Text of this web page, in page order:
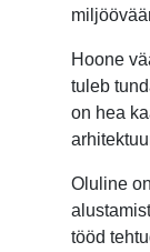
Hoone
tuleb
on hea
Oluline
tööd